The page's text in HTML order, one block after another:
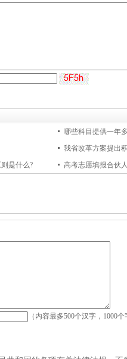
哪些科目提供一年
我省改革方案提出
是什么?
高考志愿填报合伙
（内容最多500个汉字，1000